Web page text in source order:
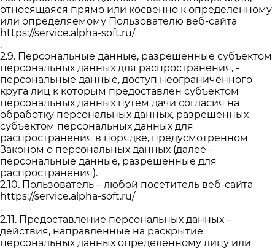
относящаяся прямо или косвенно к определенному
или определяемому Пользователю веб-сайта
https://service.alpha-soft.ru/
.
2.9. Персональные данные, разрешенные субъектом
персональных данных для распространения, -
персональные данные, доступ неограниченного
круга лиц к которым предоставлен субъектом
персональных данных путем дачи согласия на
обработку персональных данных, разрешенных
субъектом персональных данных для
распространения в порядке, предусмотренном
Законом о персональных данных (далее -
персональные данные, разрешенные для
распространения).
2.10. Пользователь – любой посетитель веб-сайта
https://service.alpha-soft.ru/
.
2.11. Предоставление персональных данных –
действия, направленные на раскрытие
персональных данных определенному лицу или